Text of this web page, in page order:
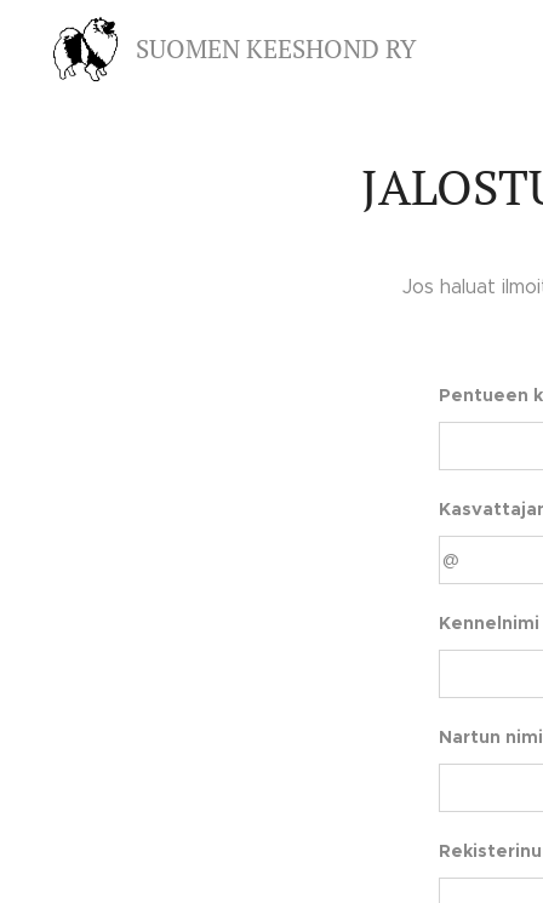
SUOMEN KEESHOND RY
Jos haluat
Pentueen
Kennelnimi
Nartun nimi